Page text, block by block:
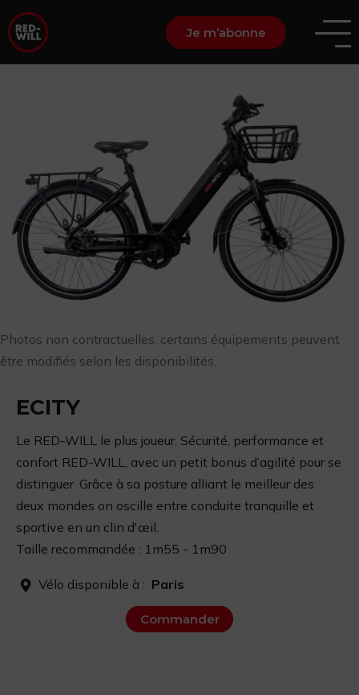
Je m’abonne
Photos non contractuelles, certains équipements peuvent
être modifiés selon les disponibilités.
ECITY
Le RED-WILL le plus joueur. Sécurité, performance et
confort RED-WILL, avec un petit bonus d’agilité pour se
distinguer. Grâce à sa posture alliant le meilleur des
deux mondes on oscille entre conduite tranquille et
sportive en un clin d'œil.
Taille recommandée : 1m55 - 1m90
Vélo disponible à : Paris
Commander